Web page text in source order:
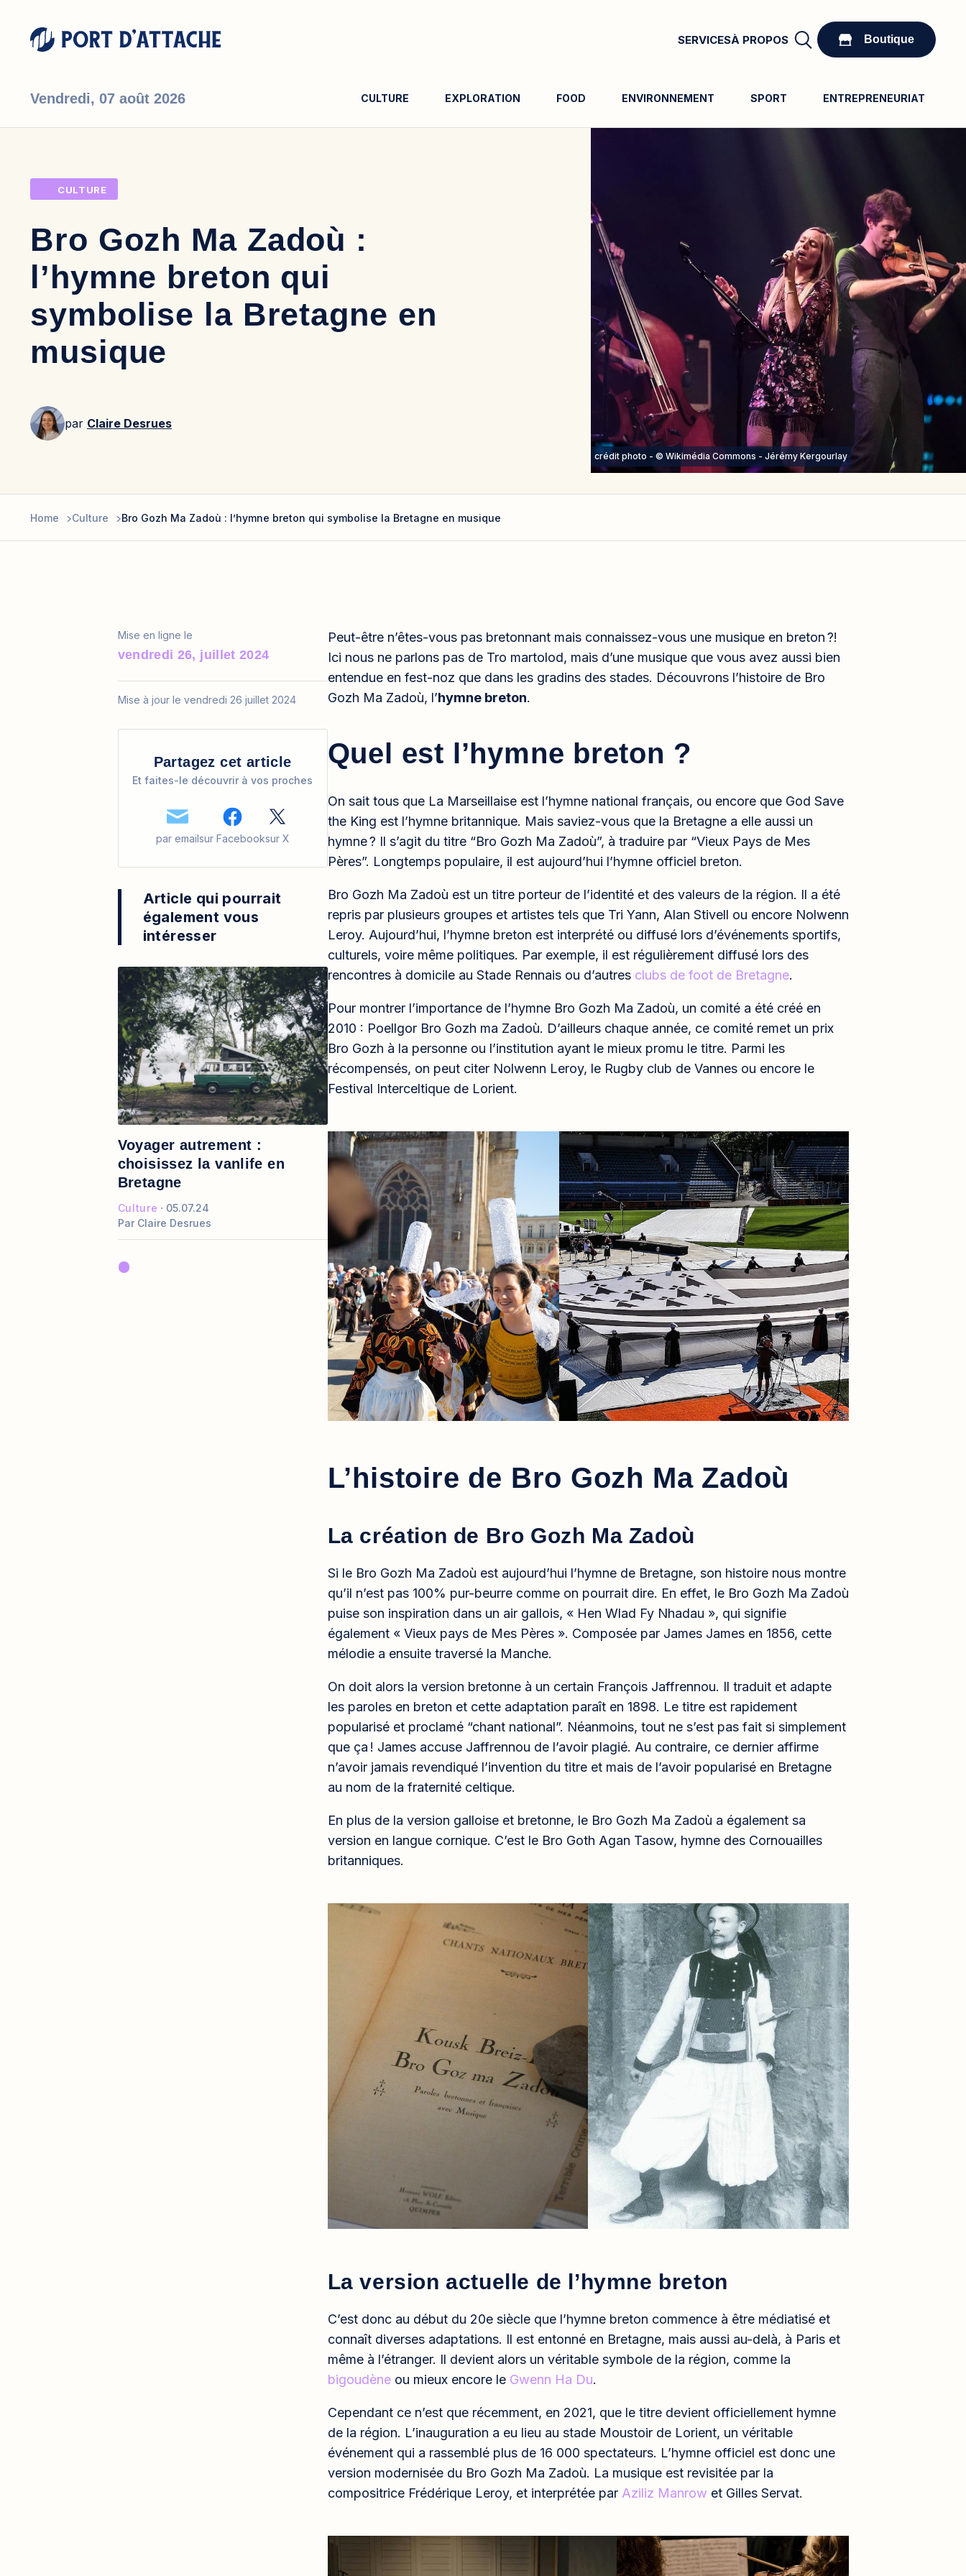
SERVICESÀ PROPOS Boutique
Vendredi, 07 août 2026 CULTURE EXPLORATION FOOD ENVIRONNEMENT SPORT ENTREPRENEURIAT
CULTURE
Bro Gozh Ma Zadoù :
l’hymne breton qui
symbolise la Bretagne en
musique
par Claire Desrues
crédit photo - © Wikimédia Commons - Jérémy Kergourlay
Home Culture Bro Gozh Ma Zadoù : l’hymne breton qui symbolise la Bretagne en musique
Mise en ligne le
vendredi 26, juillet 2024
Mise à jour le vendredi 26 juillet 2024
Partagez cet article
Et faites-le découvrir à vos proches
par emailsur Facebooksur X
Article qui pourrait
également vous
intéresser
Voyager autrement :
choisissez la vanlife en
Bretagne
Culture
05.07.24
Par Claire Desrues
Peut-être n’êtes-vous pas bretonnant mais connaissez-vous une musique en breton ?!
Ici nous ne parlons pas de Tro martolod, mais d’une musique que vous avez aussi bien
entendue en fest-noz que dans les gradins des stades. Découvrons l’histoire de Bro
Gozh Ma Zadoù, l’hymne breton.
Quel est l’hymne breton ?
On sait tous que La Marseillaise est l’hymne national français, ou encore que God Save
the King est l’hymne britannique. Mais saviez-vous que la Bretagne a elle aussi un
hymne ? Il s’agit du titre “Bro Gozh Ma Zadoù”, à traduire par “Vieux Pays de Mes
Pères”. Longtemps populaire, il est aujourd’hui l’hymne officiel breton.
Bro Gozh Ma Zadoù est un titre porteur de l’identité et des valeurs de la région. Il a été
repris par plusieurs groupes et artistes tels que Tri Yann, Alan Stivell ou encore Nolwenn
Leroy. Aujourd’hui, l’hymne breton est interprété ou diffusé lors d’événements sportifs,
culturels, voire même politiques. Par exemple, il est régulièrement diffusé lors des
rencontres à domicile au Stade Rennais ou d’autres clubs de foot de Bretagne.
Pour montrer l’importance de l’hymne Bro Gozh Ma Zadoù, un comité a été créé en
2010 : Poellgor Bro Gozh ma Zadoù. D’ailleurs chaque année, ce comité remet un prix
Bro Gozh à la personne ou l’institution ayant le mieux promu le titre. Parmi les
récompensés, on peut citer Nolwenn Leroy, le Rugby club de Vannes ou encore le
Festival Interceltique de Lorient.
L’histoire de Bro Gozh Ma Zadoù
La création de Bro Gozh Ma Zadoù
Si le Bro Gozh Ma Zadoù est aujourd’hui l’hymne de Bretagne, son histoire nous montre
qu’il n’est pas 100% pur-beurre comme on pourrait dire. En effet, le Bro Gozh Ma Zadoù
puise son inspiration dans un air gallois, « Hen Wlad Fy Nhadau », qui signifie
également « Vieux pays de Mes Pères ». Composée par James James en 1856, cette
mélodie a ensuite traversé la Manche.
On doit alors la version bretonne à un certain François Jaffrennou. Il traduit et adapte
les paroles en breton et cette adaptation paraît en 1898. Le titre est rapidement
popularisé et proclamé “chant national”. Néanmoins, tout ne s’est pas fait si simplement
que ça ! James accuse Jaffrennou de l’avoir plagié. Au contraire, ce dernier affirme
n’avoir jamais revendiqué l’invention du titre et mais de l’avoir popularisé en Bretagne
au nom de la fraternité celtique.
En plus de la version galloise et bretonne, le Bro Gozh Ma Zadoù a également sa
version en langue cornique. C’est le Bro Goth Agan Tasow, hymne des Cornouailles
britanniques.
La version actuelle de l’hymne breton
C’est donc au début du 20e siècle que l’hymne breton commence à être médiatisé et
connaît diverses adaptations. Il est entonné en Bretagne, mais aussi au-delà, à Paris et
même à l’étranger. Il devient alors un véritable symbole de la région, comme la
bigoudèneou mieux encore le Gwenn Ha Du.
Cependant ce n’est que récemment, en 2021, que le titre devient officiellement hymne
de la région. L’inauguration a eu lieu au stade Moustoir de Lorient, un véritable
événement qui a rassemblé plus de 16 000 spectateurs. L’hymne officiel est donc une
version modernisée du Bro Gozh Ma Zadoù. La musique est revisitée par la
compositrice Frédérique Leroy, et interprétée par Aziliz Manrow et Gilles Servat.